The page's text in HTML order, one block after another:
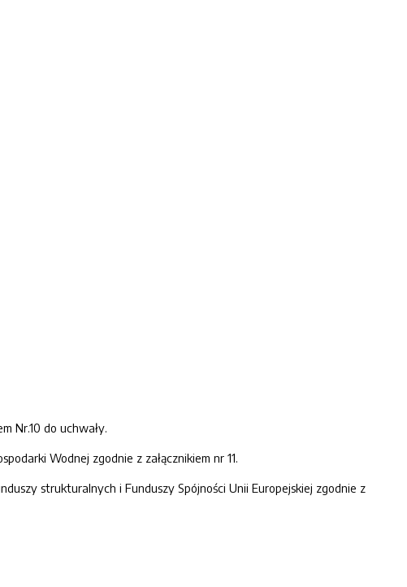
Nr.10 do uchwały.
Wodnej zgodnie z załącznikiem nr 11.
strukturalnych i Funduszy Spójności Unii Europejskiej zgodnie z